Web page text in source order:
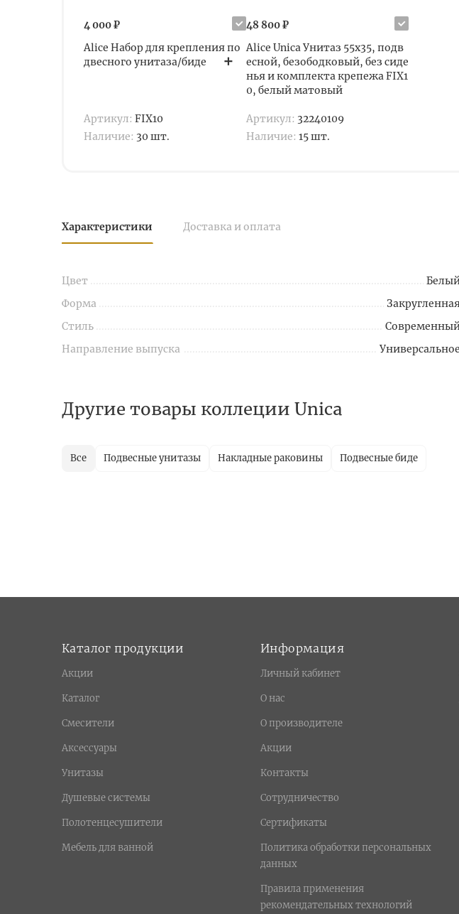
4 000 ₽
Alice Набор для крепления по
двесного унитаза/биде
Артикул: FIX10
Наличие: 30 шт.
48 800 ₽
Alice Unica Унитаз 55х35, подв
есной, безободковый, без сиде
нья и комплекта крепежа FIX1
0, белый матовый
Артикул: 32240109
Наличие: 15 шт.
Характеристики Доставка и оплата
Цвет
Форма
Стиль
Направление выпуска
Универсальное
Другие товары коллеции Unica
Все Подвесные унитазы Накладные раковины Подвесные биде
Каталог продукции
Акции
Каталог
Смесители
Аксессуары
Унитазы
Душевые системы
Полотенцесушители
Мебель для ванной
Информация
Личный кабинет
О нас
О производителе
Акции
Контакты
Сотрудничество
Сертификаты
Политика обработки персональных
данных
Правила применения
рекомендательных технологий